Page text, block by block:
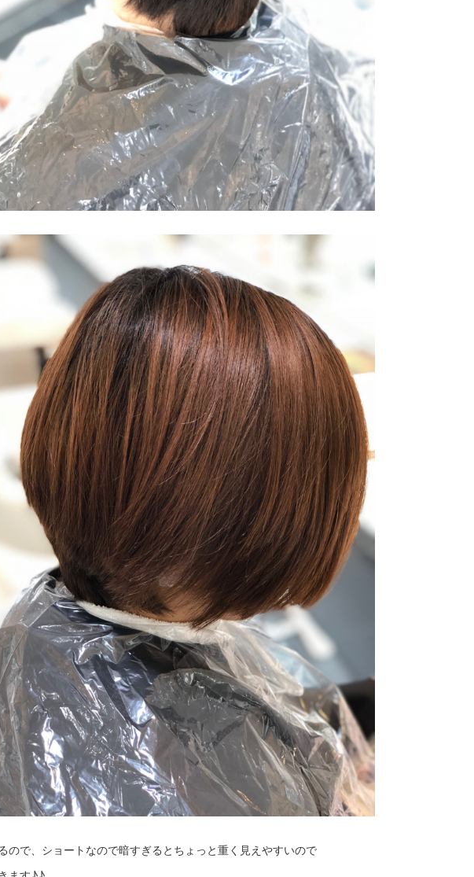
ので、ショートなので暗すぎるとちょっと重く見えやすいので